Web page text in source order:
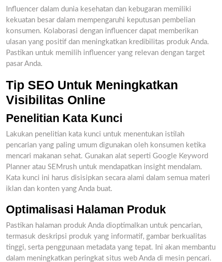
Influencer dalam dunia kesehatan dan kebugaran memiliki
kekuatan besar dalam mempengaruhi keputusan pembelian
konsumen. Kolaborasi dengan influencer dapat memberikan
ulasan yang positif dan meningkatkan kredibilitas produk Anda.
Pastikan untuk memilih influencer yang relevan dengan target
pasar Anda.
Tip SEO Untuk Meningkatkan
Visibilitas Online
Penelitian Kata Kunci
Lakukan penelitian kata kunci untuk menentukan istilah
pencarian yang paling umum digunakan oleh konsumen ketika
mencari makanan sehat. Gunakan alat seperti Google Keyword
Planner atau SEMrush untuk mendapatkan insight mendalam.
Kata kunci ini harus disisipkan secara alami dalam semua materi
iklan dan konten yang Anda buat.
Optimalisasi Halaman Produk
Pastikan halaman produk Anda dioptimalkan untuk pencarian,
termasuk deskripsi produk yang informatif, gambar berkualitas
tinggi, serta penggunaan metadata yang tepat. Ini akan membantu
dalam meningkatkan peringkat situs web Anda di mesin pencari.